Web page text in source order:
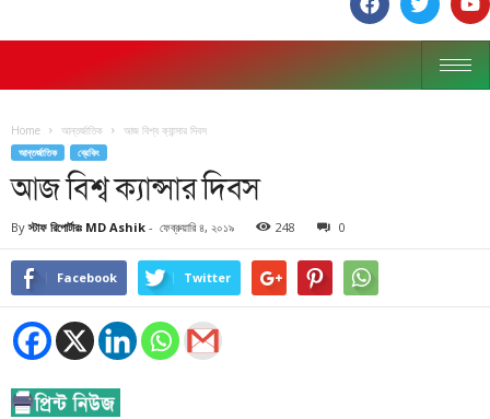
Home আন্তর্জাতিক আজ বিশ্ব ক্যান্সার দিবস
আন্তর্জাতিক ব্রেকিং
আজ বিশ্ব ক্যান্সার দিবস
By স্টাফ রিপোর্টারঃ MD Ashik - ফেব্রুয়ারি ৪, ২০১৯ 248 0
Facebook Twitter